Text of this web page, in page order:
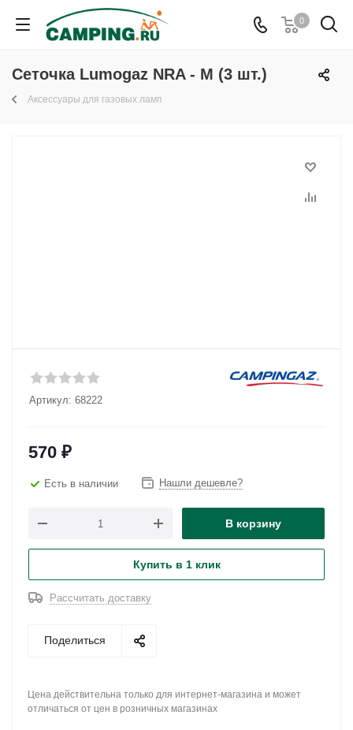
0
Сеточка Lumogaz NRA - M (3 шт.)
Аксессуары для газовых ламп
Артикул: 68222
570 ₽
Есть в наличии Нашли дешевле?
В корзину
Купить в 1 клик
Рассчитать доставку
Поделиться
Цена действительна только для интернет-магазина и может
отличаться от цен в розничных магазинах